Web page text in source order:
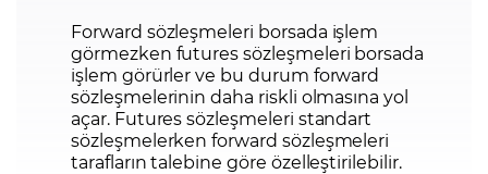
Forward sözleşmeleri borsada işlem
görmezken futures sözleşmeleri borsada
işlem görürler ve bu durum forward
sözleşmelerinin daha riskli olmasına yol
açar. Futures sözleşmeleri standart
sözleşmelerken forward sözleşmeleri
tarafların talebine göre özelleştirilebilir.